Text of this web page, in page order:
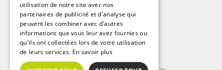
©2025 | Tous droits réservés
Plan du site
utilisation de notre site avec nos
partenaires de publicité et d'analyse qui
peuvent les combiner avec d'autres
informations que vous leur avez fournies ou
qu'ils ont collectées lors de votre utilisation
de leurs services. En savoir plus